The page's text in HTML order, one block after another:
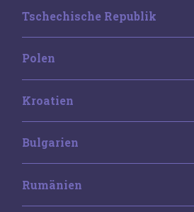
Tschechische Republik
Polen
Kroatien
Bulgarien
Rumänien